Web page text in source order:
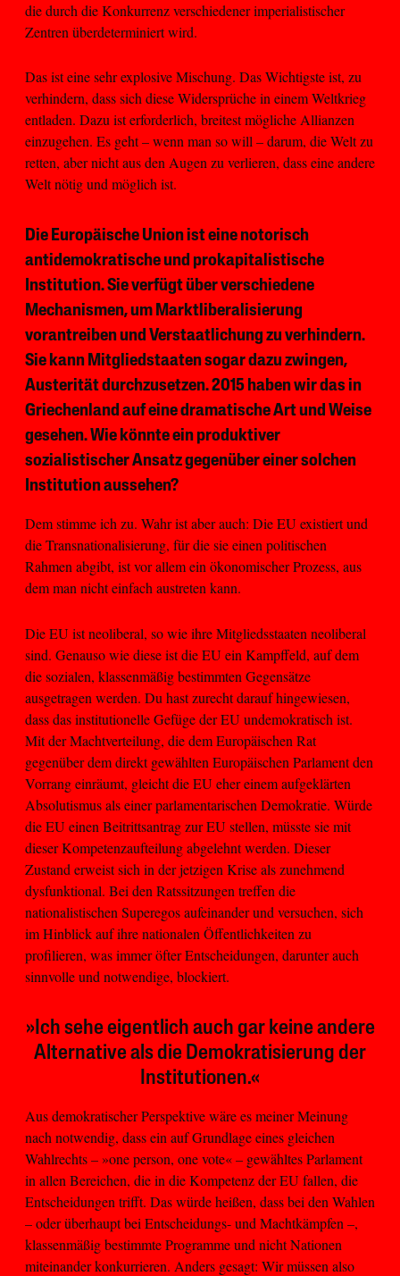
die durch die Konkurrenz verschiedener imperialistischer
Zentren überdeterminiert wird.
Das ist eine sehr explosive Mischung. Das Wichtigste ist, zu
verhindern, dass sich diese Widersprüche in einem Weltkrieg
entladen. Dazu ist erforderlich, breitest mögliche Allianzen
einzugehen. Es geht – wenn man so will – darum, die Welt zu
retten, aber nicht aus den Augen zu verlieren, dass eine andere
Welt nötig und möglich ist.
Die Europäische Union ist eine notorisch
antidemokratische und prokapitalistische
Institution. Sie verfügt über verschiedene
Mechanismen, um Marktliberalisierung
vorantreiben und Verstaatlichung zu verhindern.
Sie kann Mitgliedstaaten sogar dazu zwingen,
Austerität durchzusetzen. 2015 haben wir das in
Griechenland auf eine dramatische Art und Weise
gesehen. Wie könnte ein produktiver
sozialistischer Ansatz gegenüber einer solchen
Institution aussehen?
Dem stimme ich zu. Wahr ist aber auch: Die EU existiert und
die Transnationalisierung, für die sie einen politischen
Rahmen abgibt, ist vor allem ein ökonomischer Prozess, aus
dem man nicht einfach austreten kann.
Die EU ist neoliberal, so wie ihre Mitgliedsstaaten neoliberal
sind. Genauso wie diese ist die EU ein Kampffeld, auf dem
die sozialen, klassenmäßig bestimmten Gegensätze
ausgetragen werden. Du hast zurecht darauf hingewiesen,
dass das institutionelle Gefüge der EU undemokratisch ist.
Mit der Machtverteilung, die dem Europäischen Rat
gegenüber dem direkt gewählten Europäischen Parlament den
Vorrang einräumt, gleicht die EU eher einem aufgeklärten
Absolutismus als einer parlamentarischen Demokratie. Würde
die EU einen Beitrittsantrag zur EU stellen, müsste sie mit
dieser Kompetenzaufteilung abgelehnt werden. Dieser
Zustand erweist sich in der jetzigen Krise als zunehmend
dysfunktional. Bei den Ratssitzungen treffen die
nationalistischen Superegos aufeinander und versuchen, sich
im Hinblick auf ihre nationalen Öffentlichkeiten zu
profilieren, was immer öfter Entscheidungen, darunter auch
sinnvolle und notwendige, blockiert.
»Ich sehe eigentlich auch gar keine andere
Alternative als die Demokratisierung der
Institutionen.«
Aus demokratischer Perspektive wäre es meiner Meinung
nach notwendig, dass ein auf Grundlage eines gleichen
Wahlrechts – »one person, one vote« – gewähltes Parlament
in allen Bereichen, die in die Kompetenz der EU fallen, die
Entscheidungen trifft. Das würde heißen, dass bei den Wahlen
– oder überhaupt bei Entscheidungs- und Machtkämpfen –,
klassenmäßig bestimmte Programme und nicht Nationen
miteinander konkurrieren. Anders gesagt: Wir müssen also